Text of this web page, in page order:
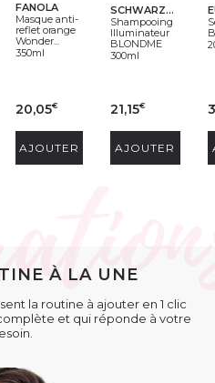
FANOLA
Masque anti-
reflet orange
Wonder...
350ml
20,05€
AJOUTER
SCHWARZKOPF PROFESSIONAL
Shampooing
Illuminateur
BLONDME
300ml
21,15€
AJOUTER
À LA UNE
la routine à ajouter en 1 clic
et qui réponde à votre